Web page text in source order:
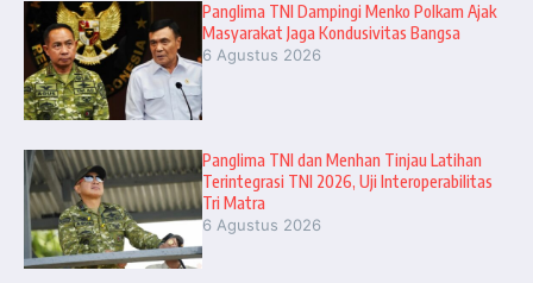
Panglima TNI Dampingi Menko Polkam Ajak
Masyarakat Jaga Kondusivitas Bangsa
6 Agustus 2026
Panglima TNI dan Menhan Tinjau Latihan
Terintegrasi TNI 2026, Uji Interoperabilitas
Tri Matra
6 Agustus 2026